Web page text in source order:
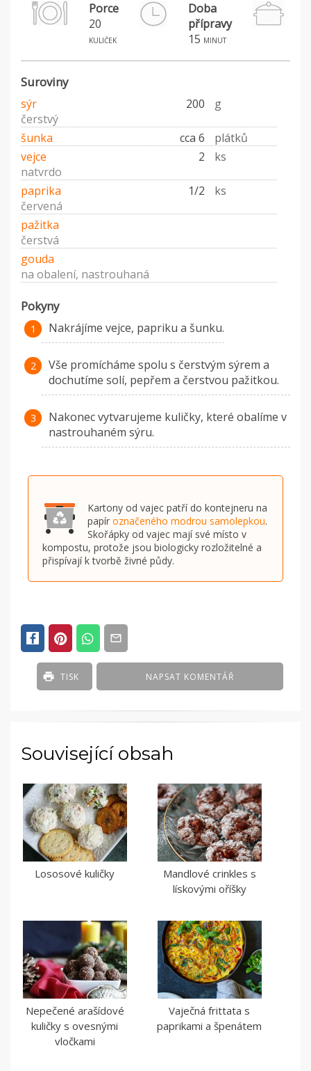
Porce
20
kuliček
Doba
přípravy
15 minut
Suroviny
sýr 200
g
čerstvý
šunka
cca 6
plátků
vejce
2
ks
natvrdo
paprika
1/2
ks
červená
pažitka
čerstvá
gouda
na obalení, nastrouhaná
Pokyny
Nakrájíme vejce, papriku a šunku.
Vše promícháme spolu s čerstvým sýrem a
dochutíme solí, pepřem a čerstvou pažitkou.
Nakonec vytvarujeme kuličky, které obalíme v
nastrouhaném sýru.
Kartony od vajec patří do kontejneru na
papír označeného modrou samolepkou.
Skořápky od vajec mají své místo v
kompostu, protože jsou biologicky rozložitelné a
přispívají k tvorbě živné půdy.
NAPSAT KOMENTÁŘ
TISK
Související obsah
Lososové kuličky
Mandlové crinkles s
lískovými oříšky
Nepečené arašídové
kuličky s ovesnými
vločkami
Vaječná frittata s
paprikami a špenátem